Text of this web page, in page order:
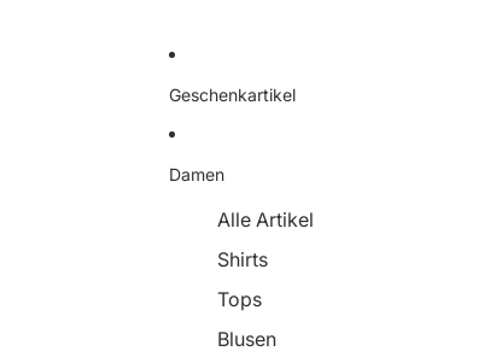
Geschenkartikel
Damen
Alle Artikel
Shirts
Tops
Blusen